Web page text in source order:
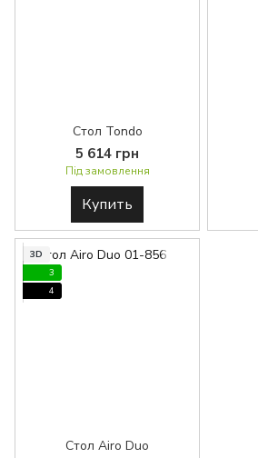
Стол Tondo
5 614 грн
Під замовлення
Купить
3D
3
4
Стол Airo Duo